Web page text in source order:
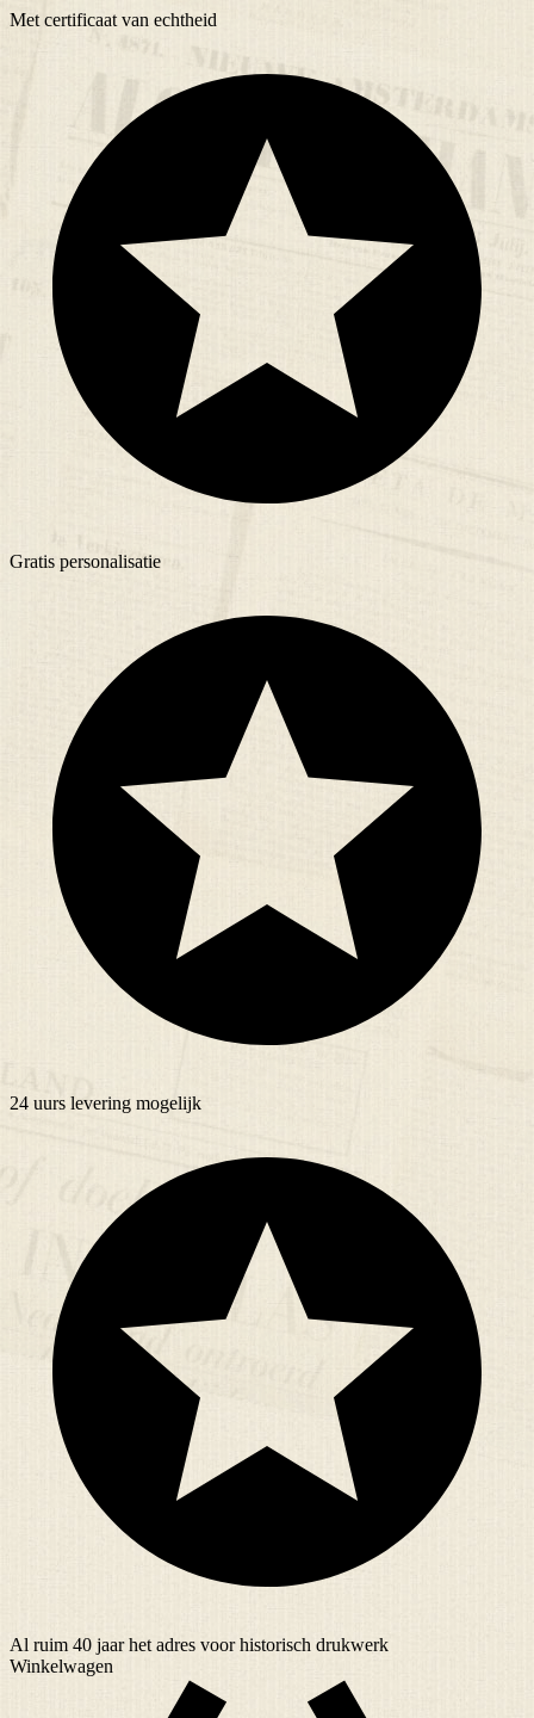
Met certificaat van echtheid
Gratis personalisatie
24 uurs levering mogelijk
Al ruim 40 jaarhet adres voor historisch drukwerk
Winkelwagen